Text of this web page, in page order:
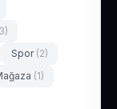
Spor (2)
(1)